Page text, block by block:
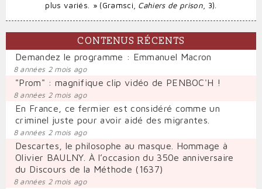
plus variés. » (Gramsci, Cahiers de prison, 3).
CONTENUS RÉCENTS
Demandez le programme : Emmanuel Macron
8 années 2 mois ago
"Prom" : magnifique clip vidéo de PENBOC'H !
8 années 2 mois ago
En France, ce fermier est considéré comme un
criminel juste pour avoir aidé des migrantes.
8 années 2 mois ago
Descartes, le philosophe au masque. Hommage à
Olivier BAULNY. À l’occasion du 350e anniversaire
du Discours de la Méthode (1637)
8 années 2 mois ago